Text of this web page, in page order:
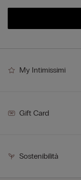
My Intimissimi
Gift Card
Sostenibilità